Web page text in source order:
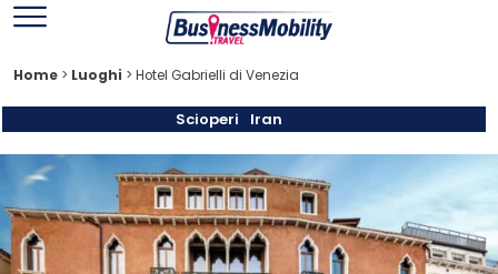
Home > Luoghi > Hotel Gabrielli di Venezia
Scioperi Iran